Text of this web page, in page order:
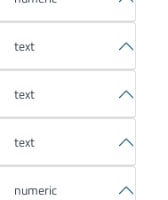
text
text
text
numeric